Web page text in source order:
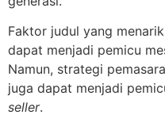
Faktor judul yang
dapat menjadi pemicu
Namun, strategi
juga dapat menjadi
seller.